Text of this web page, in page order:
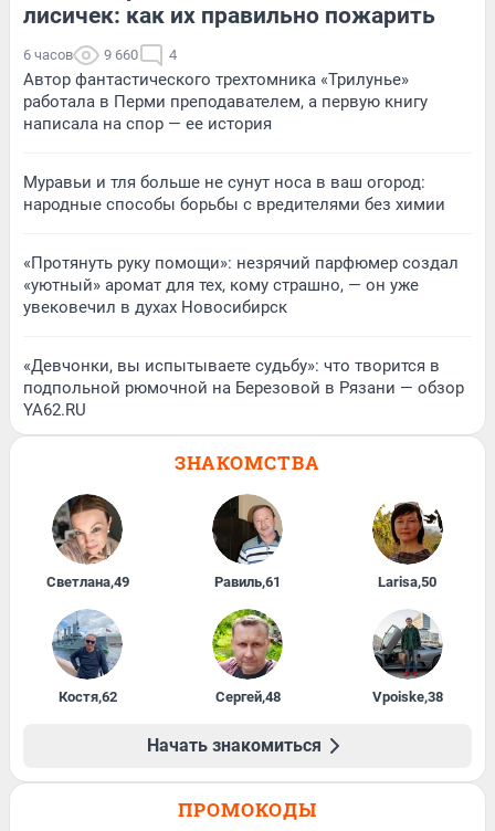
лисичек: как их правильно пожарить
6 часов 9 660 4
Автор фантастического трехтомника «Трилунье»
работала в Перми преподавателем, а первую книгу
написала на спор — ее история
Муравьи и тля больше не сунут носа в ваш огород:
народные способы борьбы с вредителями без химии
«Протянуть руку помощи»: незрячий парфюмер создал
«уютный» аромат для тех, кому страшно, — он уже
увековечил в духах Новосибирск
«Девчонки, вы испытываете судьбу»: что творится в
подпольной рюмочной на Березовой в Рязани — обзор
YA62.RU
ЗНАКОМСТВА
Светлана,49 Равиль,61 Larisa,50
Костя,62 Сергей,48 Vpoiske,38
Начать знакомиться
ПРОМОКОДЫ